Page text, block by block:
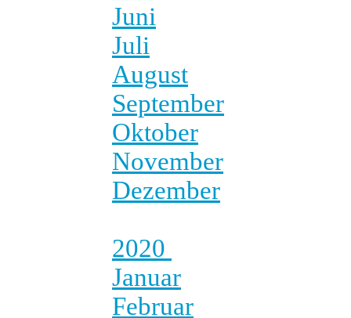
Juni
Juli
August
September
Oktober
November
Dezember
2020
Januar
Februar